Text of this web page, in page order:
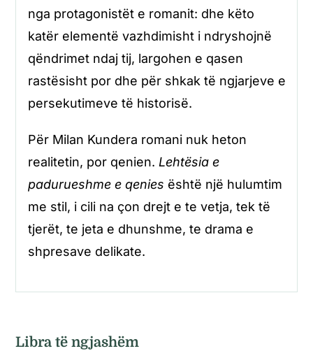
nga protagonistët e romanit: dhe këto
katër elementë vazhdimisht i ndryshojnë
qëndrimet ndaj tij, largohen e qasen
rastësisht por dhe për shkak të ngjarjeve e
persekutimeve të historisë.
Për Milan Kundera romani nuk heton
realitetin, por qenien. Lehtësia e
padurueshme e qenies është një hulumtim
me stil, i cili na çon drejt e te vetja, tek të
tjerët, te jeta e dhunshme, te drama e
shpresave delikate.
Libra të ngjashëm